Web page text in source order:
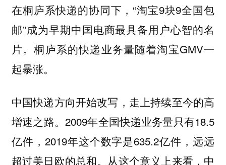
在桐庐系快递的协同下，“淘宝9块9全国包
邮”成为早期中国电商最具备用户心智的名
片。桐庐系的快递业务量随着淘宝GMV一
起暴涨。
中国快递方向开始改写，走上持续至今的高
增速之路。2009年全国快递业务量只有18.5
亿件，2019年这个数字是635.2亿件，远远
超过美日欧的总和。从这个意义上来看，中